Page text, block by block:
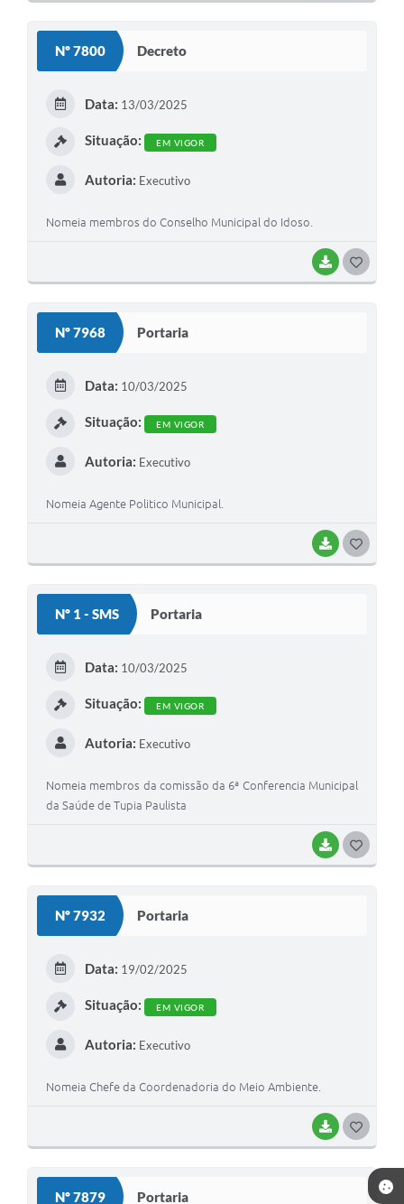
Nº 7800 Decreto
BAIXAR
Data: 13/03/2025
Situação: EM VIGOR
Autoria: Executivo
Nomeia membros do Conselho Municipal do Idoso.
Nº 7968 Portaria
BAIXAR
Data: 10/03/2025
Situação: EM VIGOR
Autoria: Executivo
Nomeia Agente Politico Municipal.
Nº 1 - SMS Portaria
BAIXAR
Data: 10/03/2025
Situação: EM VIGOR
Autoria: Executivo
Nomeia membros da comissão da 6ª Conferencia Municipal
da Saúde de Tupia Paulista
Nº 7932 Portaria
BAIXAR
Data: 19/02/2025
Situação: EM VIGOR
Autoria: Executivo
Nomeia Chefe da Coordenadoria do Meio Ambiente.
Nº 7879 Portaria